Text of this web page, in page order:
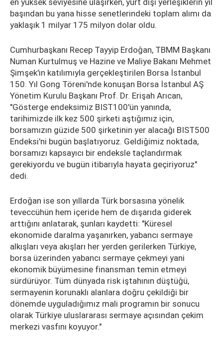
en yüksek seviyesine ulaşırken, yurt dışı yerleşiklerin yıl
başından bu yana hisse senetlerindeki toplam alımı da
yaklaşık 1 milyar 175 milyon dolar oldu.
Cumhurbaşkanı Recep Tayyip Erdoğan, TBMM Başkanı
Numan Kurtulmuş ve Hazine ve Maliye Bakanı Mehmet
Şimşek'in katılımıyla gerçekleştirilen Borsa İstanbul
150. Yıl Gong Töreni'nde konuşan Borsa İstanbul AŞ
Yönetim Kurulu Başkanı Prof. Dr. Erişah Arıcan,
"Gösterge endeksimiz BIST100'ün yanında,
tarihimizde ilk kez 500 şirketi aştığımız için,
borsamızın güzide 500 şirketinin yer alacağı BIST500
Endeksi'ni bugün başlatıyoruz. Geldiğimiz noktada,
borsamızı kapsayıcı bir endeksle taçlandırmak
gerekiyordu ve bugün itibarıyla hayata geçiriyoruz"
dedi.
Erdoğan ise son yıllarda Türk borsasına yönelik
teveccühün hem içeride hem de dışarıda giderek
arttığını anlatarak, şunları kaydetti: "Küresel
ekonomide daralma yaşanırken, yabancı sermaye
alkışları veya akışları her yerden gerilerken Türkiye,
borsa üzerinden yabancı sermaye çekmeyi yani
ekonomik büyümesine finansman temin etmeyi
sürdürüyor. Tüm dünyada risk iştahının düştüğü,
sermayenin korunaklı alanlara doğru çekildiği bir
dönemde uyguladığımız mali programın bir sonucu
olarak Türkiye uluslararası sermaye açısından çekim
merkezi vasfını koyuyor."